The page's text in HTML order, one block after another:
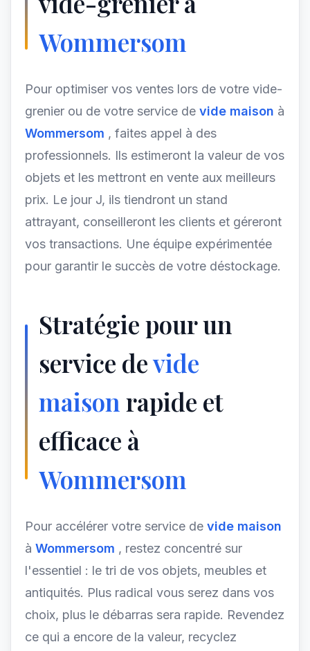
Wommersom
Pour optimiser vos ventes lors de votre vide-
grenier ou de votre service de vide maison à
Wommersom , faites appel à des
professionnels. Ils estimeront la valeur de vos
objets et les mettront en vente aux meilleurs
prix. Le jour J, ils tiendront un stand
attrayant, conseilleront les clients et géreront
vos transactions. Une équipe expérimentée
pour garantir le succès de votre déstockage.
Stratégie pour un
service devide
maison rapide et
efficace à
Wommersom
Pour accélérer votre service de vide maison
à Wommersom , restez concentré sur
l'essentiel : le tri de vos objets, meubles et
antiquités. Plus radical vous serez dans vos
choix, plus le débarras sera rapide. Revendez
ce qui a encore de la valeur, recyclez